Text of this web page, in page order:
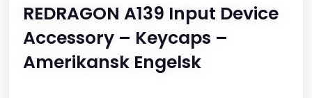
REDRAGON A139 Input Device
Accessory – Keycaps –
Amerikansk Engelsk